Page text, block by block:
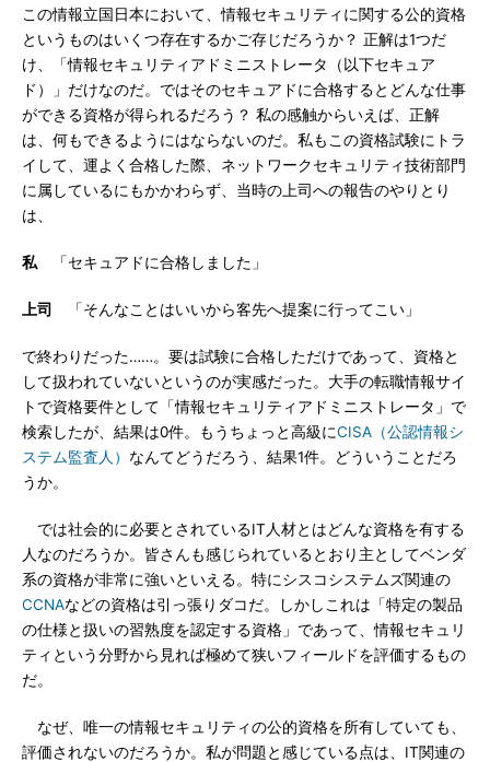
この情報立国日本において、情報セキュリティに関する公的資格
というものはいくつ存在するかご存じだろうか？ 正解は1つだ
け、「情報セキュリティアドミニストレータ（以下セキュア
ド）」だけなのだ。ではそのセキュアドに合格するとどんな仕事
ができる資格が得られるだろう？ 私の感触からいえば、正解
は、何もできるようにはならないのだ。私もこの資格試験にトラ
イして、運よく合格した際、ネットワークセキュリティ技術部門
に属しているにもかかわらず、当時の上司への報告のやりとり
は、
私 「セキュアドに合格しました」
上司 「そんなことはいいから客先へ提案に行ってこい」
で終わりだった……。要は試験に合格しただけであって、資格と
して扱われていないというのが実感だった。大手の転職情報サイ
トで資格要件として「情報セキュリティアドミニストレータ」で
検索したが、結果は0件。もうちょっと高級にCISA（公認情報シ
ステム監査人） なんてどうだろう、結果1件。どういうことだろ
うか。
では社会的に必要とされているIT人材とはどんな資格を有する
人なのだろうか。皆さんも感じられているとおり主としてベンダ
系の資格が非常に強いといえる。特にシスコシステムズ関連の
CCNAなどの資格は引っ張りダコだ。しかしこれは「特定の製品
の仕様と扱いの習熟度を認定する資格」であって、情報セキュリ
ティという分野から見れば極めて狭いフィールドを評価するもの
だ。
なぜ、唯一の情報セキュリティの公的資格を所有していても、
評価されないのだろうか。私が問題と感じている点は、IT関連の